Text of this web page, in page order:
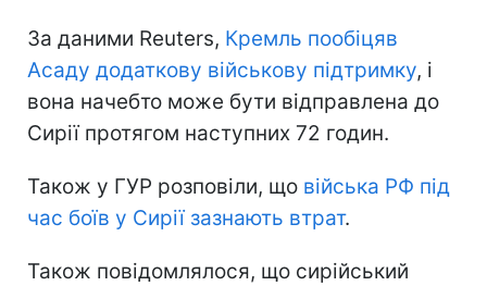
За даними Reuters, Кремль пообіцяв
Асаду додаткову військову підтримку, і
вона начебто може бути відправлена до
Сирії протягом наступних 72 годин.
Також у ГУР розповіли, що війська РФ під
час боїв у Сирії зазнають втрат.
Також повідомлялося, що сирійський